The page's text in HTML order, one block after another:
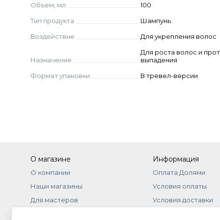
месяцев.
Для интенсивной терапии выпадения
Cocamidopropyl Betaine, Fragrance,
Fruit Extract, Caffeic Acid, Rhodiola Rosea
Extract, Zingiber Officinale (Ginger) Root
Extract, Equisetum Arvense Extract, Mentha
Объем, мл
100
Тип продукта
Шампунь
Воздействие
Для укрепления волос
Назначение
Для роста волос и
выпадения
Формат упаковки
В тревел-версии
О магазине
О компании
Наши магазины
Для мастеров
Информация
Оплата Долями
Условия оплаты
Условия доставки